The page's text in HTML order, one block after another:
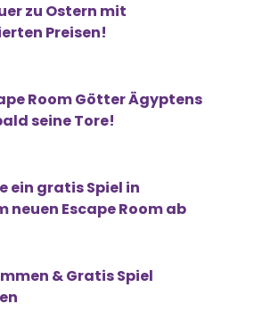
zu Ostern mit
Preisen!
Room Götter Ägyptens
seine Tore!
ein gratis Spiel in
neuen Escape Room ab
& Gratis Spiel